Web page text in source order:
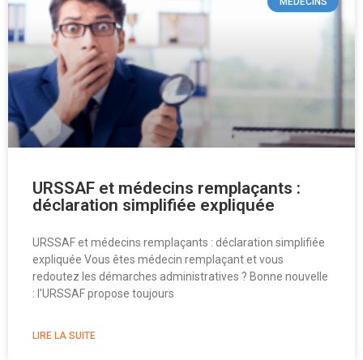
URSSAF et médecins remplaçants :
déclaration simplifiée expliquée
URSSAF et médecins remplaçants : déclaration simplifiée
expliquée Vous êtes médecin remplaçant et vous
redoutez les démarches administratives ? Bonne nouvelle
: l’URSSAF propose toujours
LIRE LA SUITE